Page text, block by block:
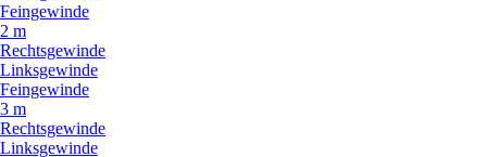
Feingewinde
2 m
Rechtsgewinde
Linksgewinde
Feingewinde
3 m
Rechtsgewinde
Linksgewinde